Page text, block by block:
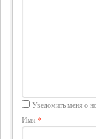
Уведомить меня о
Имя *